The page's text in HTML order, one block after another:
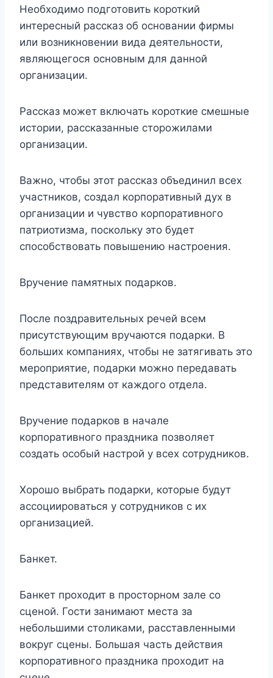
Необходимо подготовить короткий
интересный рассказ об основании фирмы
или возникновении вида деятельности,
являющегося основным для данной
организации.
Рассказ может включать короткие смешные
истории, рассказанные сторожилами
организации.
Важно, чтобы этот рассказ объединил всех
участников, создал корпоративный дух в
организации и чувство корпоративного
патриотизма, поскольку это будет
способствовать повышению настроения.
Вручение памятных подарков.
После поздравительных речей всем
присутствующим вручаются подарки. В
больших компаниях, чтобы не затягивать это
мероприятие, подарки можно передавать
представителям от каждого отдела.
Вручение подарков в начале
корпоративного праздника позволяет
создать особый настрой у всех сотрудников.
Хорошо выбрать подарки, которые будут
ассоциироваться у сотрудников с их
организацией.
Банкет.
Банкет проходит в просторном зале со
сценой. Гости занимают места за
небольшими столиками, расставленными
вокруг сцены. Большая часть действия
корпоративного праздника проходит на